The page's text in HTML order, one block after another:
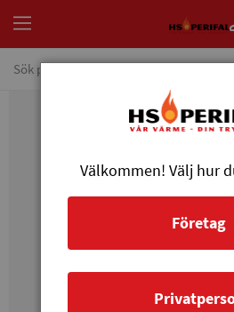
Välkommen! Välj hur
Företag